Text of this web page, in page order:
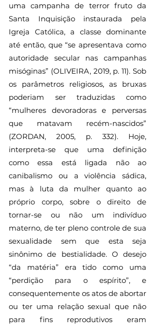
uma campanha de terror fruto da
Santa Inquisição instaurada pela
Igreja Católica, a classe dominante
até então, que “se apresentava como
autoridade secular nas campanhas
misóginas” (OLIVEIRA, 2019, p. 11). Sob
os parâmetros religiosos, as bruxas
poderiam ser traduzidas como
“mulheres devoradoras e perversas
que matavam recém-nascidos”
(ZORDAN, 2005, p. 332). Hoje,
interpreta-se que uma definição
como essa está ligada não ao
canibalismo ou a violência sádica,
mas à luta da mulher quanto ao
próprio corpo, sobre o direito de
tornar-se ou não um indivíduo
materno, de ter pleno controle de sua
sexualidade sem que esta seja
sinônimo de bestialidade. O desejo
“da matéria” era tido como uma
“perdição para o espírito”, e
consequentemente os atos de abortar
ou ter uma relação sexual que não
para fins reprodutivos eram